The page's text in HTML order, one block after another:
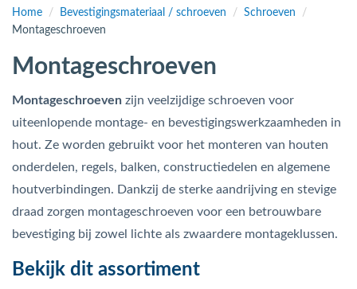
(Buizen & leidingen)
(Expansievaten)
(Fittingen)
(Flexibele slangen)
(Gereedschap)
Home / Bevestigingsmateriaal / schroeven / Schroeven
/
Montageschroeven
Montageschroeven
Montageschroeven zijn veelzijdige schroeven voor
uiteenlopende montage- en bevestigingswerkzaamheden in
hout. Ze worden gebruikt voor het monteren van houten
onderdelen, regels, balken, constructiedelen en algemene
houtverbindingen. Dankzij de sterke aandrijving en stevige
draad zorgen montageschroeven voor een betrouwbare
bevestiging bij zowel lichte als zwaardere montageklussen.
Bekijk dit assortiment